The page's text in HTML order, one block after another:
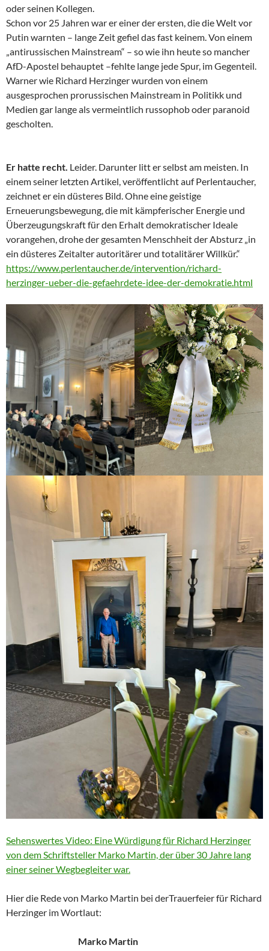
oder seinen Kollegen.
Schon vor 25 Jahren war er einer der ersten, die die Welt vor
Putin warnten – lange Zeit gefiel das fast keinem. Von einem
„antirussischen Mainstream“ – so wie ihn heute so mancher
AfD-Apostel behauptet –fehlte lange jede Spur, im Gegenteil.
Warner wie Richard Herzinger wurden von einem
ausgesprochen prorussischen Mainstream in Politikk und
Medien gar lange als vermeintlich russophob oder paranoid
gescholten.
Er hatte recht. Leider. Darunter litt er selbst am meisten. In
einem seiner letzten Artikel, veröffentlicht auf Perlentaucher,
zeichnet er ein düsteres Bild. Ohne eine geistige
Erneuerungsbewegung, die mit kämpferischer Energie und
Überzeugungskraft für den Erhalt demokratischer Ideale
vorangehen, drohe der gesamten Menschheit der Absturz „in
ein düsteres Zeitalter autoritärer und totalitärer Willkür.“
https://www.perlentaucher.de/intervention/richard-
herzinger-ueber-die-gefaehrdete-idee-der-demokratie.html
Sehenswertes Video: Eine Würdigung für Richard Herzinger
von dem Schriftsteller Marko Martin, der über 30 Jahre lang
einer seiner Wegbegleiter war.
Hier die Rede von Marko Martin bei derTrauerfeier für Richard
Herzinger im Wortlaut:
Marko Martin